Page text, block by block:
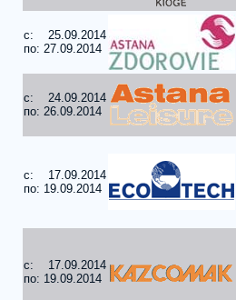
c: 25.09.2014
по: 27.09.2014
c: 24.09.2014
по: 26.09.2014
c: 17.09.2014
по: 19.09.2014
c: 17.09.2014
по: 19.09.2014